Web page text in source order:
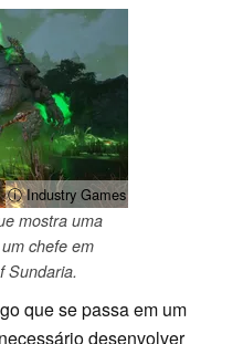
ⓘ Industry Games
mostra uma
chefe em
Sundaria.
que se passa em um
desenvolver